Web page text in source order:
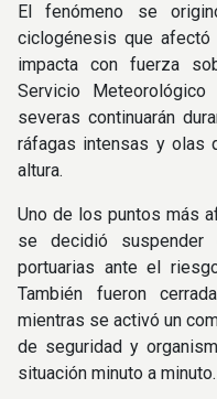
El fenómeno se
ciclogénesis que
impacta con fuerza
Servicio
severas continuarán
ráfagas intensas y olas
altura.
Uno de los puntos más
se decidió suspender
portuarias ante el
También fueron
mientras se activó un
de seguridad y
situación minuto a minuto.